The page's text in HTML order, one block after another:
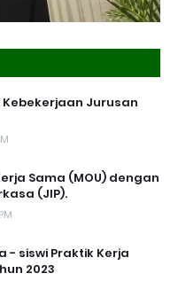
Jurusan
Sama (MOU) dengan
(JIP).
- siswi Praktik Kerja
2023